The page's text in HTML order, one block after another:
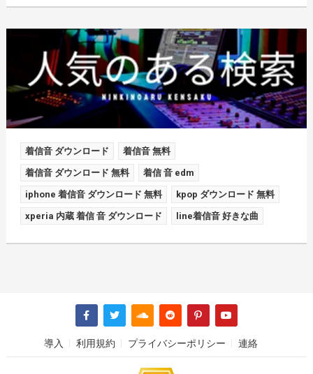
着信音 ダウンロード 着信音 無料
着信音 ダウンロード 無料 着信 音 edm
iphone 着信音 ダウンロード 無料 kpop ダウンロード 無料
xperia 内蔵 着信 音 ダウンロード line着信音 好きな曲
導入 利用規約 プライバシーポリシー 連絡